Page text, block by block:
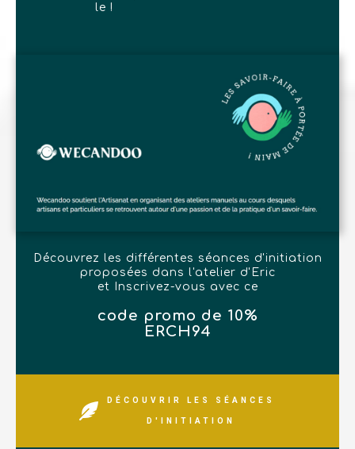
le !
Découvrez les différentes séances d'initiation
proposées dans l'atelier d'Eric
et Inscrivez-vous avec ce
code promo de 10%
ERCH94
DÉCOUVRIR LES SÉANCES
D'INITIATION